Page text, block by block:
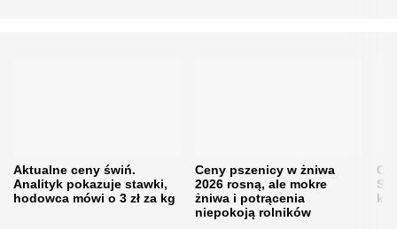
Aktualne ceny świń.
Analityk pokazuje stawki,
hodowca mówi o 3 zł za kg
Ceny pszenicy w żniwa
2026 rosną, ale mokre
żniwa i potrącenia
niepokoją rolników